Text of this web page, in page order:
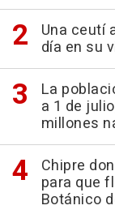
Una ceutí
día en su
La
a 1 de
millones
Chipre
para que
Botánico